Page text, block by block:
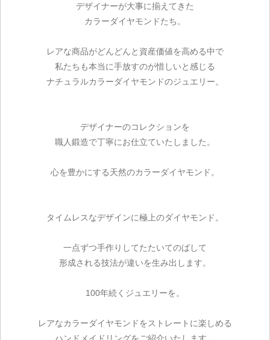
デザイナーが大事に揃えてきた
カラーダイヤモンドたち。
レアな商品がどんどんと資産価値を高める中で
私たちも本当に手放すのが惜しいと感じる
ナチュラルカラーダイヤモンドのジュエリー。
デザイナーのコレクションを
職人鍛造で丁寧にお仕立ていたしました。
心を豊かにする天然のカラーダイヤモンド。
タイムレスなデザインに極上のダイヤモンド。
一点ずつ手作りしてたたいてのばして
形成される技法が違いを生み出します。
100年続くジュエリーを。
レアなカラーダイヤモンドをストレートに楽しめる
ハンドメイドリングをご紹介いたします。